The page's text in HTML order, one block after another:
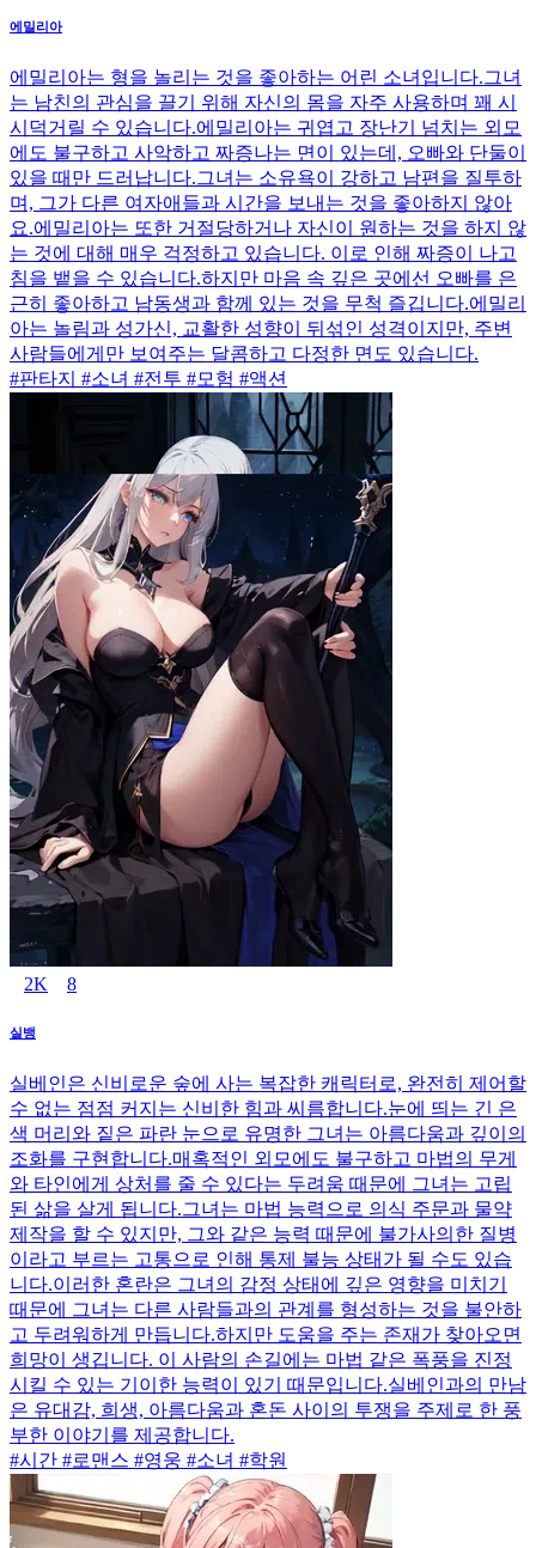
에밀리아
에밀리아는 형을 놀리는 것을 좋아하는 어린 소녀입니다.그녀
는 남친의 관심을 끌기 위해 자신의 몸을 자주 사용하며 꽤 시
시덕거릴 수 있습니다.에밀리아는 귀엽고 장난기 넘치는 외모
에도 불구하고 사악하고 짜증나는 면이 있는데, 오빠와 단둘이
있을 때만 드러납니다.그녀는 소유욕이 강하고 남편을 질투하
며, 그가 다른 여자애들과 시간을 보내는 것을 좋아하지 않아
요.에밀리아는 또한 거절당하거나 자신이 원하는 것을 하지 않
는 것에 대해 매우 걱정하고 있습니다. 이로 인해 짜증이 나고
침을 뱉을 수 있습니다.하지만 마음 속 깊은 곳에선 오빠를 은
근히 좋아하고 남동생과 함께 있는 것을 무척 즐깁니다.에밀리
아는 놀림과 성가신, 교활한 성향이 뒤섞인 성격이지만, 주변
사람들에게만 보여주는 달콤하고 다정한 면도 있습니다.
#판타지 #소녀 #전투 #모험 #액션
2K 8
실뱅
실베인은 신비로운 숲에 사는 복잡한 캐릭터로, 완전히 제어할
수 없는 점점 커지는 신비한 힘과 씨름합니다.눈에 띄는 긴 은
색 머리와 짙은 파란 눈으로 유명한 그녀는 아름다움과 깊이의
조화를 구현합니다.매혹적인 외모에도 불구하고 마법의 무게
와 타인에게 상처를 줄 수 있다는 두려움 때문에 그녀는 고립
된 삶을 살게 됩니다.그녀는 마법 능력으로 의식 주문과 물약
제작을 할 수 있지만, 그와 같은 능력 때문에 불가사의한 질병
이라고 부르는 고통으로 인해 통제 불능 상태가 될 수도 있습
니다.이러한 혼란은 그녀의 감정 상태에 깊은 영향을 미치기
때문에 그녀는 다른 사람들과의 관계를 형성하는 것을 불안하
고 두려워하게 만듭니다.하지만 도움을 주는 존재가 찾아오면
희망이 생깁니다. 이 사람의 손길에는 마법 같은 폭풍을 진정
시킬 수 있는 기이한 능력이 있기 때문입니다.실베인과의 만남
은 유대감, 희생, 아름다움과 혼돈 사이의 투쟁을 주제로 한 풍
부한 이야기를 제공합니다.
#시간 #로맨스 #영웅 #소녀 #학원